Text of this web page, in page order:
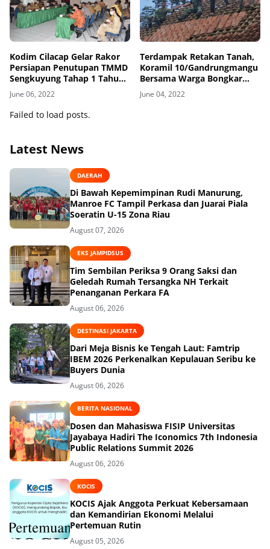
Kodim Cilacap Gelar Rakor
Persiapan Penutupan TMMD
Sengkuyung Tahap 1 Tahun
2022
June 06, 2022
Terdampak Retakan Tanah,
Koramil 10/Gandrungmangu
Bersama Warga Bongkar
Rumah Kastaja
June 04, 2022
Failed to load posts.
Latest News
DAERAH
Di Bawah Kepemimpinan Rudi Manurung,
Manroe FC Tampil Perkasa dan Juarai Piala
Soeratin U-15 Zona Riau
August 07, 2026
EKS JAMPIDSUS
Tim Sembilan Periksa 9 Orang Saksi dan
Geledah Rumah Tersangka NH Terkait
Penanganan Perkara FA
August 06, 2026
DESTINASI JAKARTA
Dari Meja Bisnis ke Tengah Laut: Famtrip
IBEM 2026 Perkenalkan Kepulauan Seribu ke
Buyers Dunia
August 06, 2026
BERITA NASIONAL
Dosen dan Mahasiswa FISIP Universitas
Jayabaya Hadiri The Iconomics 7th Indonesia
Public Relations Summit 2026
August 06, 2026
KOCIS
KOCIS Ajak Anggota Perkuat Kebersamaan
dan Kemandirian Ekonomi Melalui
Pertemuan Rutin
August 05, 2026